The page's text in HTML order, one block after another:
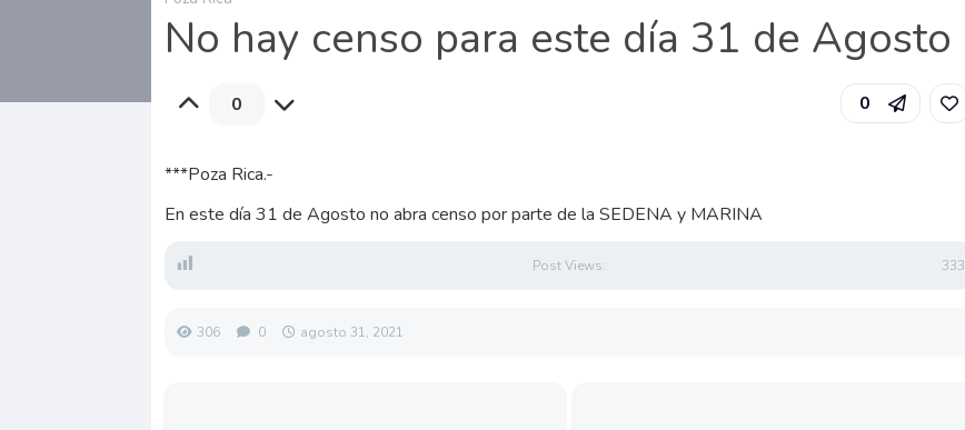
No hay censo para este día 31 de Agosto
0 0
***Poza Rica.-
En este día 31 de Agosto no abra censo por parte de la SEDENA y MARINA
Post Views: 333
306 0 agosto 31, 2021